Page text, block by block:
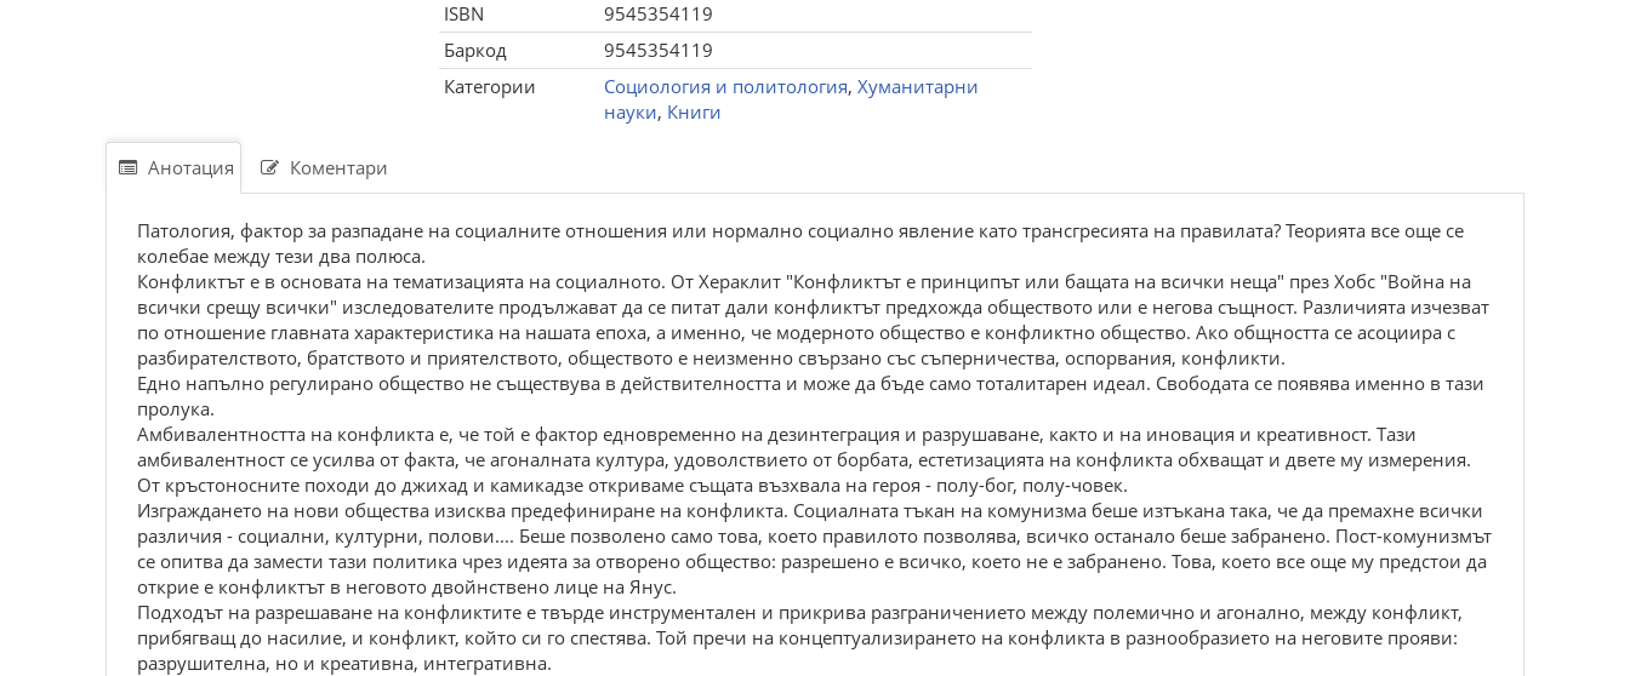
ISBN
9545354119
Баркод
9545354119
Категории
Социология и политология, Хуманитарни
науки, Книги
Анотация Коментари
Патология, фактор за разпадане на социалните отношения или нормално социално явление като трансгресията на правилата? Теорията все още се
колебае между тези два полюса.
Конфликтът е в основата на тематизацията на социалното. От Хераклит "Конфликтът е принципът или бащата на всички неща" през Хобс "Война на
всички срещу всички" изследователите продължават да се питат дали конфликтът предхожда обществото или е негова същност. Различията изчезват
по отношение главната характеристика на нашата епоха, а именно, че модерното общество е конфликтно общество. Ако общността се асоциира с
разбирателството, братството и приятелството, обществото е неизменно свързано със съперничества, оспорвания, конфликти.
Едно напълно регулирано общество не съществува в действителността и може да бъде само тоталитарен идеал. Свободата се появява именно в тази
пролука.
Амбивалентността на конфликта е, че той е фактор едновременно на дезинтеграция и разрушаване, както и на иновация и креативност. Тази
амбивалентност се усилва от факта, че агоналната култура, удоволствието от борбата, естетизацията на конфликта обхващат и двете му измерения.
От кръстоносните походи до джихад и камикадзе откриваме същата възхвала на героя - полу-бог, полу-човек.
Изграждането на нови общества изисква предефиниране на конфликта. Социалната тъкан на комунизма беше изтъкана така, че да премахне всички
различия - социални, културни, полови.... Беше позволено само това, което правилото позволява, всичко останало беше забранено. Пост-комунизмът
се опитва да замести тази политика чрез идеята за отворено общество: разрешено е всичко, което не е забранено. Това, което все още му предстои да
открие е конфликтът в неговото двойнствено лице на Янус.
Подходът на разрешаване на конфликтите е твърде инструментален и прикрива разграничението между полемично и агонално, между конфликт,
прибягващ до насилие, и конфликт, който си го спестява. Той пречи на концептуализирането на конфликта в разнообразието на неговите прояви:
разрушителна, но и креативна, интегративна.